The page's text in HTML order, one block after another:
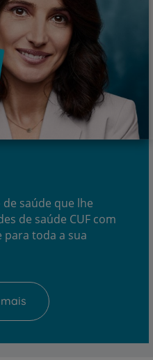
de saúde que lhe
de saúde CUF com
para toda a sua